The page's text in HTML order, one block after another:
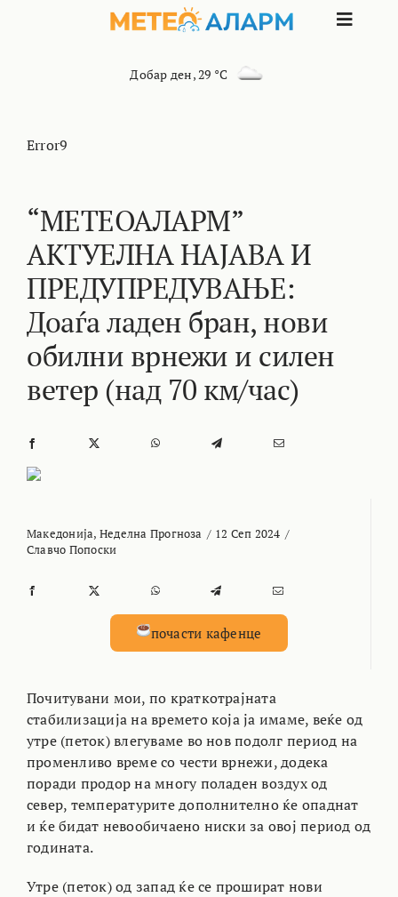
Toggle
ИНТЕРЕСНО
КОНТАКТ
МАРКЕТИНГ
Добар ден, 29 °C
Error9
“МЕТЕОАЛАРМ”
АКТУЕЛНА НАЈАВА И
ПРЕДУПРЕДУВАЊЕ:
Доаѓа ладен бран, нови
обилни врнежи и силен
ветер (над 70 км/час)
Македонија, Неделна Прогноза / 12 Сеп 2024 /
Славчо Попоски
почасти кафенце
Почитувани мои, по краткотрајната
стабилизација на времето која ја имаме, веќе од
утре (петок) влегуваме во нов подолг период на
променливо време со чести врнежи, додека
поради продор на многу поладен воздух од
север, температурите дополнително ќе опаднат
и ќе бидат невообичаено ниски за овој период од
годината.
Утре (петок) од запад ќе се прошират нови